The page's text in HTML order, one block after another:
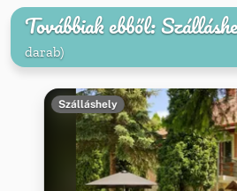
Továbbiak ebből:
darab)
Szálláshely